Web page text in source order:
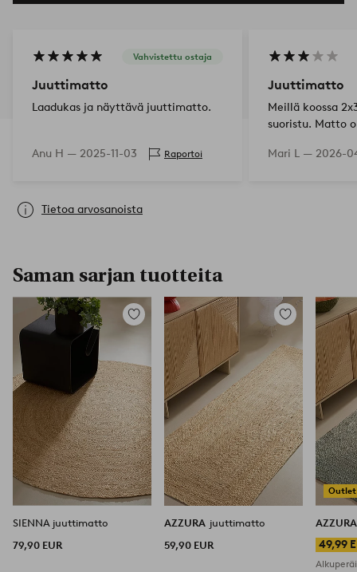
Vahvistettu ostaja
Juuttimatto
Laadukas ja näyttävä juuttimatto.
Anu H — 2025-11-03 Raportoi
Juuttimatto
Meillä koossa
suoristu. Matto
pöytäryhmän
Mari L — 2026-
Tietoa arvosanoista
Saman sarjan tuotteita
Lisää
suosikkeihin
SIENNA juuttimatto
79,90 EUR
Lisää
suosikkeihin
AZZURA juuttimatto
59,90 EUR
Outlet
49,99